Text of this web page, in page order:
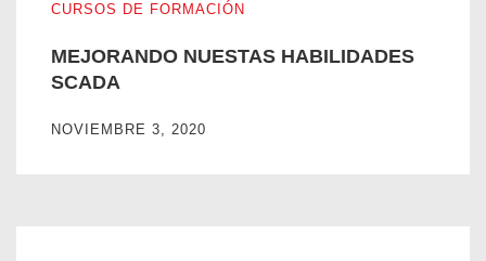
CURSOS DE FORMACIÓN
MEJORANDO NUESTAS HABILIDADES
SCADA
NOVIEMBRE 3, 2020